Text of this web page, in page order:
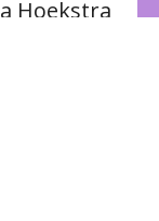
Hoekstra